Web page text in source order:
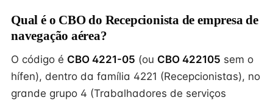
Qual é o CBO do Recepcionista de empresa de
navegação aérea?
O código é CBO 4221-05 (ou CBO 422105 sem o
hífen), dentro da família 4221 (Recepcionistas), no
grande grupo 4 (Trabalhadores de serviços